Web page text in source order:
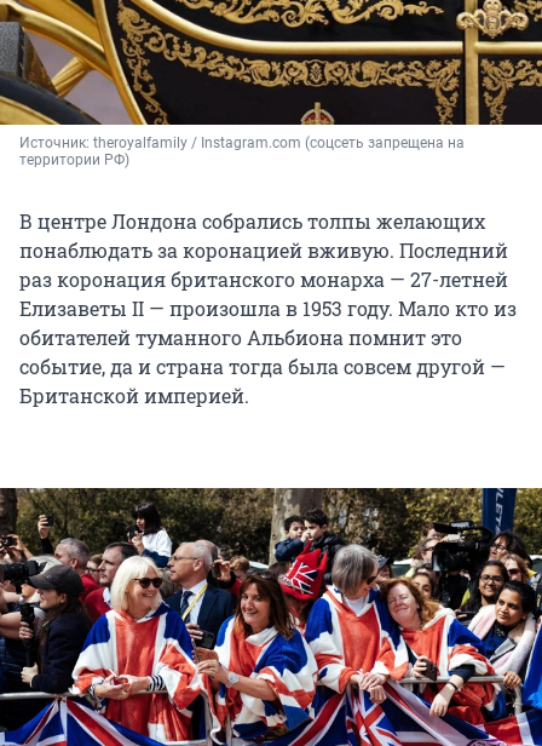
Источник: theroyalfamily / Instagram.com (соцсеть запрещена на
территории РФ)
В центре Лондона собрались толпы желающих
понаблюдать за коронацией вживую. Последний
раз коронация британского монарха — 27-летней
Елизаветы II — произошла в 1953 году. Мало кто из
обитателей туманного Альбиона помнит это
событие, да и страна тогда была совсем другой —
Британской империей.